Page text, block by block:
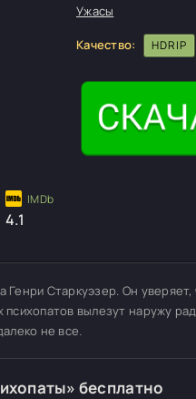
4.1
Ужасы
Качество: HDRIP
Старкуэзер. Он уверяет,
вылезут наружу
не все.
бесплатно